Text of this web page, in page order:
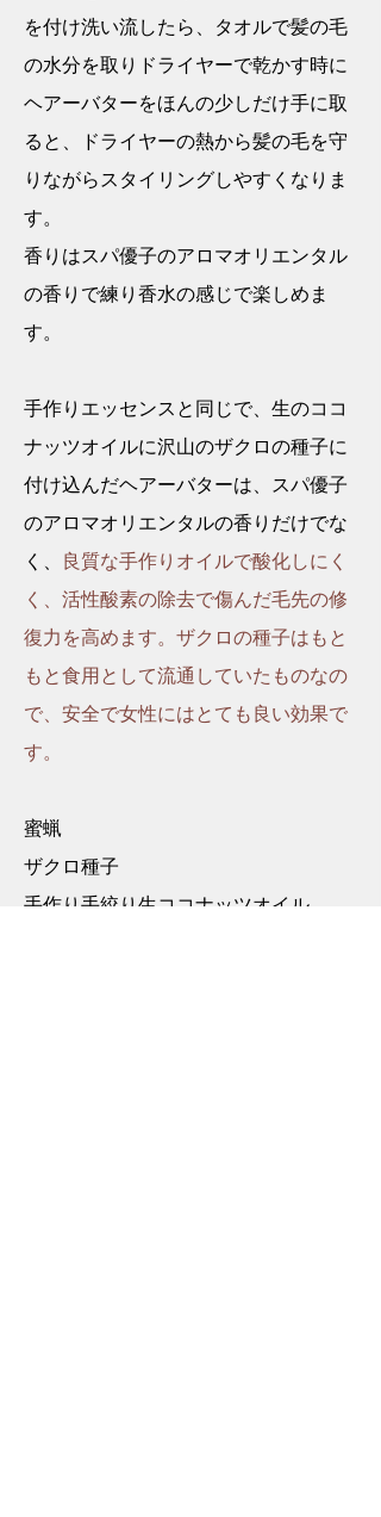
を付け洗い流したら、タオルで髪の毛
の水分を取りドライヤーで乾かす時に
ヘアーバターをほんの少しだけ手に取
ると、ドライヤーの熱から髪の毛を守
りながらスタイリングしやすくなりま
す。
香りはスパ優子のアロマオリエンタル
の香りで練り香水の感じで楽しめま
す。
手作りエッセンスと同じで、生のココ
ナッツオイルに沢山のザクロの種子に
付け込んだヘアーバターは、スパ優子
のアロマオリエンタルの香りだけでな
く、
良質な手作りオイルで酸化しにく
く、活性酸素の除去で傷んだ毛先の修
復力を高めます。ザクロの種子はもと
もと食用として流通していたものなの
で、安全で女性にはとても良い効果で
す。
蜜蝋
ザクロ種子
手作り手絞り生ココナッツオイル